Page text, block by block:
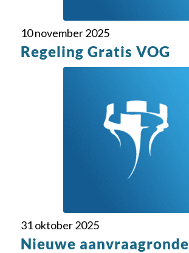
10 november 2025
Regeling Gratis VOG
31 oktober 2025
Nieuwe aanvraagronde